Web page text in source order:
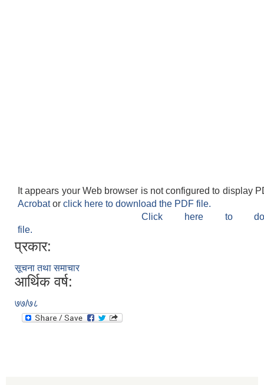
It appears your Web browser is not configured to display
Acrobator click here to download the PDF file.
Click here to
file.
प्रकार:
सूचना तथा समाचार
आर्थिक वर्ष:
७७/७८